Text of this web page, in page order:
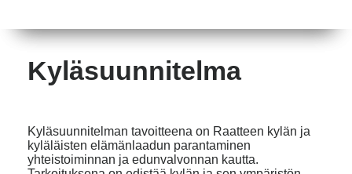
Kyläsuunnitelma
Kyläsuunnitelman tavoitteena on Raatteen kylän ja
kyläläisten elämänlaadun parantaminen
yhteistoiminnan ja edunvalvonnan kautta.